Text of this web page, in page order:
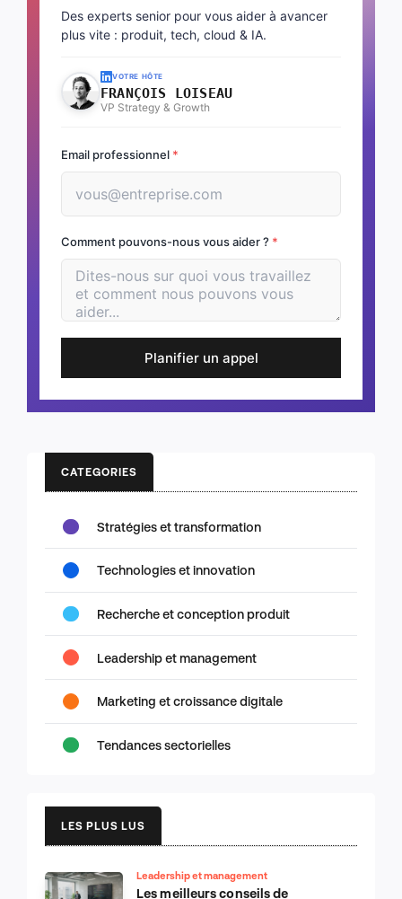
Des experts senior pour vous aider à avancer
plus vite : produit, tech, cloud & IA.
VOTRE HÔTE
FRANÇOIS LOISEAU
VP Strategy & Growth
Email professionnel *
Comment pouvons-nous vous aider ? *
Planifier un appel
CATEGORIES
Stratégies et transformation
Technologies et innovation
Recherche et conception produit
Leadership et management
Marketing et croissance digitale
Tendances sectorielles
LES PLUS LUS
Leadership et management
Les meilleurs conseils de